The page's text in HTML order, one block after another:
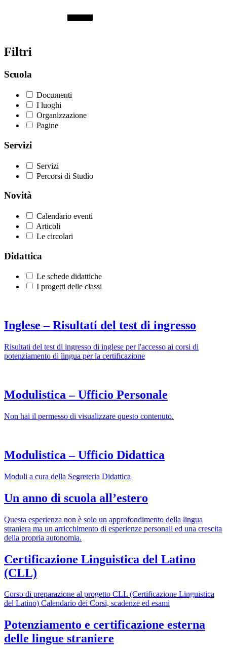
Filtri
Scuola
Documenti
I luoghi
Organizzazione
Pagine
Servizi
Servizi
Percorsi di Studio
Novità
Calendario eventi
Articoli
Le circolari
Didattica
Le schede didattiche
I progetti delle classi
Inglese – Risultati del test di ingresso
Risultati del test di ingresso di inglese per l'accesso ai corsi di
potenziamento di lingua per la certificazione
Modulistica – Ufficio Personale
Non hai il permesso di visualizzare questo contenuto.
Modulistica – Ufficio Didattica
Moduli a cura della Segreteria Didattica
Un anno di scuola all’estero
Questa esperienza non è solo un approfondimento della lingua
straniera ma un arricchimento di esperienze personali ed una crescita
della propria autonomia.
Certificazione Linguistica del Latino
(CLL)
Corso di preparazione al progetto CLL (Certificazione Linguistica
del Latino) Calendario dei Corsi, scadenze ed esami
Potenziamento e certificazione esterna
delle lingue straniere